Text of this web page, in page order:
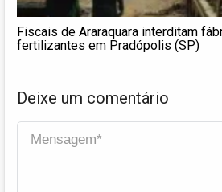
Fiscais de Araraquara interditam
fertilizantes em Pradópolis (SP)
Deixe um comentário